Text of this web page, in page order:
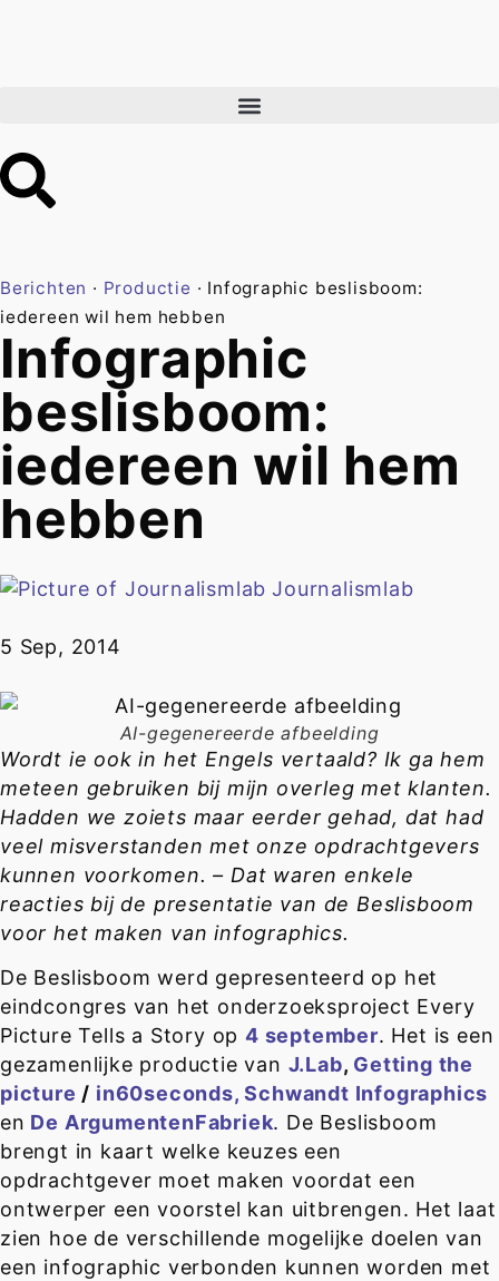
Berichten · Productie · Infographic beslisboom:
iedereen wil hem hebben
Infographic
beslisboom:
iedereen wil hem
hebben
Journalismlab
5 Sep, 2014
AI-gegenereerde afbeelding
Wordt ie ook in het Engels vertaald? Ik ga hem
meteen gebruiken bij mijn overleg met klanten.
Hadden we zoiets maar eerder gehad, dat had
veel misverstanden met onze opdrachtgevers
kunnen voorkomen. – Dat waren enkele
reacties bij de presentatie van de Beslisboom
voor het maken van infographics.
De Beslisboom werd gepresenteerd op het
eindcongres van het onderzoeksproject Every
Picture Tells a Story op4 september. Het is een
gezamenlijke productie van J.Lab, Getting the
picture / in60seconds, Schwandt Infographics
en De ArgumentenFabriek. De Beslisboom
brengt in kaart welke keuzes een
opdrachtgever moet maken voordat een
ontwerper een voorstel kan uitbrengen. Het laat
zien hoe de verschillende mogelijke doelen van
een infographic verbonden kunnen worden met